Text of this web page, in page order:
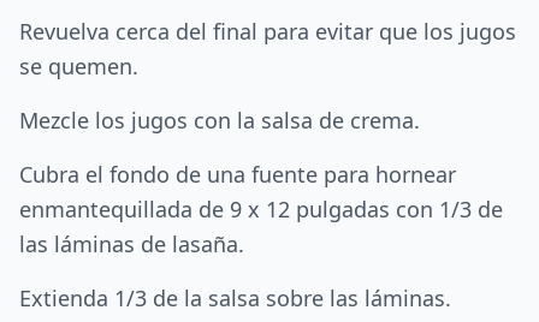
Revuelva cerca del final para evitar que los jugos
se quemen.
Mezcle los jugos con la salsa de crema.
Cubra el fondo de una fuente para hornear
enmantequillada de 9 x 12 pulgadas con 1/3 de
las láminas de lasaña.
Extienda 1/3 de la salsa sobre las láminas.